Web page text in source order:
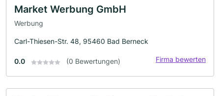
Market Werbung GmbH
Werbung
Carl-Thiesen-Str. 48, 95460 Bad Berneck
0.0 (0 Bewertungen) Firma bewerten